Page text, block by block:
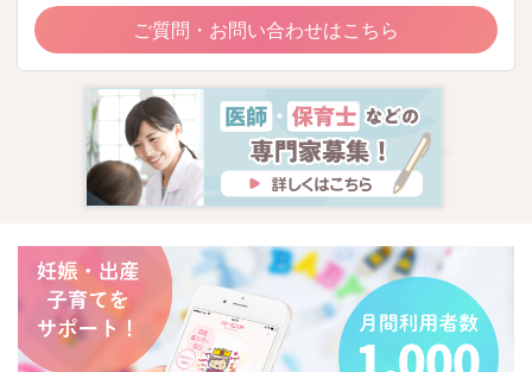
ご質問・お問い合わせはこちら